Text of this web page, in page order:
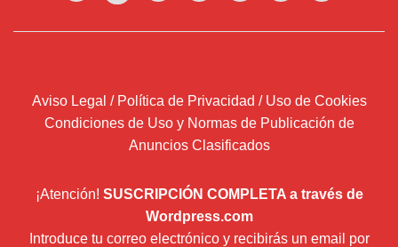
Aviso Legal / Política de Privacidad / Uso de Cookies
Condiciones de Uso y Normas de Publicación de
Anuncios Clasificados
¡Atención! SUSCRIPCIÓN COMPLETA a través de
Wordpress.com
Introduce tu correo electrónico y recibirás un email por